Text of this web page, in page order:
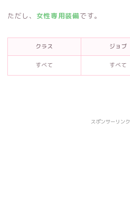
ただし、 女性専用装備です。
クラス ジョブ
すべて すべて
スポンサーリンク